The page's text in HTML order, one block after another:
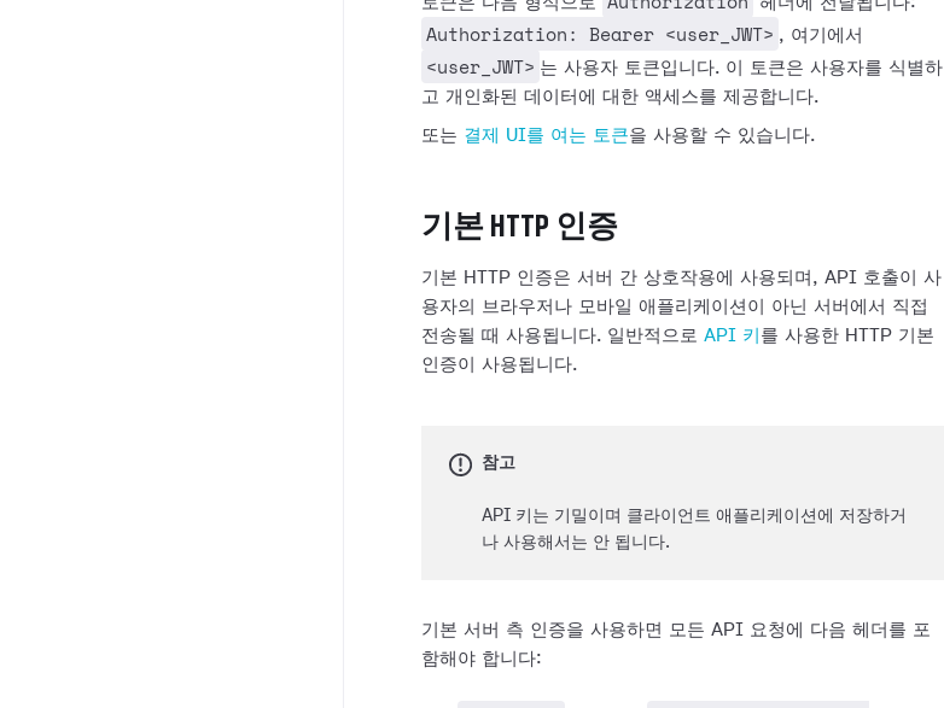
Authorization: Bearer <user_JWT> , 여기에서
<user_JWT> 는 사용자 토큰입니다. 이 토큰은 사용자를 식별하
고 개인화된 데이터에 대한 액세스를 제공합니다.
또는 결제 UI를 여는 토큰을 사용할 수 있습니다.
기본 HTTP 인증
기본 HTTP 인증은 서버 간 상호작용에 사용되며, API 호출이 사
용자의 브라우저나 모바일 애플리케이션이 아닌 서버에서 직접
전송될 때 사용됩니다. 일반적으로 API 키 를 사용한 HTTP 기본
인증이 사용됩니다.
참고
API 키는 기밀이며 클라이언트 애플리케이션에 저장하거
나 사용해서는 안 됩니다.
기본 서버 측 인증을 사용하면 모든 API 요청에 다음 헤더를 포
함해야 합니다: